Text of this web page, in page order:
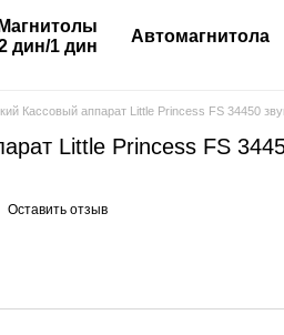
Магнитолы
дин/1 дин
Автомагнитола
Кассовый аппарат Little Princess FS 34450
Little Princess FS
Оставить отзыв